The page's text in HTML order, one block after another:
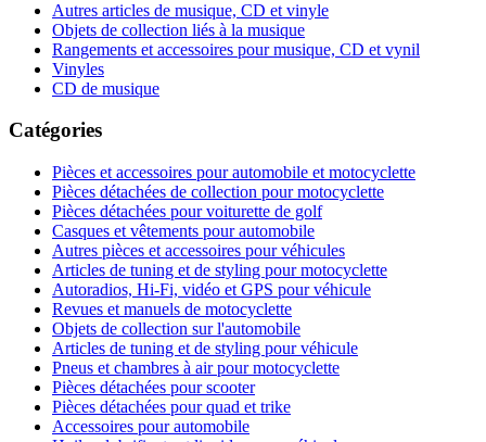
Autres articles de musique, CD et vinyle
Objets de collection liés à la musique
Rangements et accessoires pour musique, CD et vynil
Vinyles
CD de musique
Catégories
Pièces et accessoires pour automobile et motocyclette
Pièces détachées de collection pour motocyclette
Pièces détachées pour voiturette de golf
Casques et vêtements pour automobile
Autres pièces et accessoires pour véhicules
Articles de tuning et de styling pour motocyclette
Autoradios, Hi-Fi, vidéo et GPS pour véhicule
Revues et manuels de motocyclette
Objets de collection sur l'automobile
Articles de tuning et de styling pour véhicule
Pneus et chambres à air pour motocyclette
Pièces détachées pour scooter
Pièces détachées pour quad et trike
Accessoires pour automobile